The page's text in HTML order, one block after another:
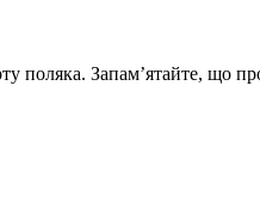
Запам’ятайте, що